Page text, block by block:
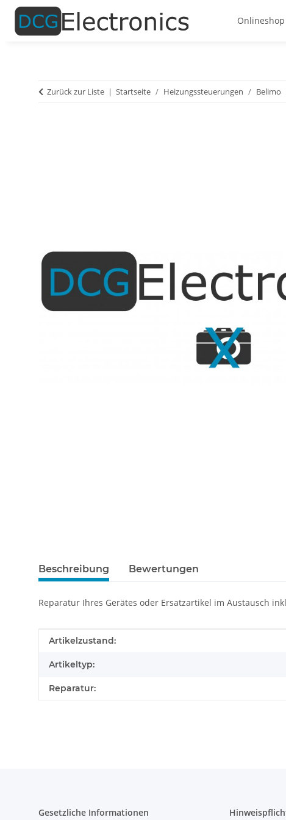
Onlineshop
Zurück zur Liste Startseite Heizungssteuerungen Belimo
Beschreibung Bewertungen
Reparatur Ihres Gerätes oder Ersatzartikel im Austausch
Produkteigenschaft
Wert
Artikelzustand:
Artikeltyp:
Reparatur:
Gesetzliche Informationen